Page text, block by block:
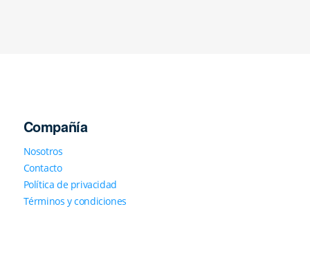
Compañía
Nosotros
Contacto
Política de privacidad
Términos y condiciones